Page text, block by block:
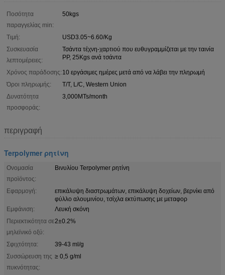
Ποσότητα
παραγγελίας min:
50kgs
Τιμή:
USD3.05~6.60/Kg
Συσκευασία
λεπτομέρειες:
Τσάντα τέχνη-χαρτιού που ευθυγραμμίζεται με την ταινία
PP, 25Kgs ανά τσάντα
Χρόνος παράδοσης: 10 εργάσιμες ημέρες μετά από να λάβει την πληρωμή
Όροι πληρωμής:
T/T, L/C, Western Union
Δυνατότητα
προσφοράς:
3,000MTs/month
περιγραφή
Terpolymer ρητίνη
Ονομασία
προϊόντος:
Βινυλίου Terpolymer ρητίνη
Εφαρμογή:
επικάλυψη διαστρωμάτων, επικάλυψη δοχείων, βερνίκι από
φύλλο αλουμινίου, τσίχλα εκτύπωσης με μεταφορ
Εμφάνιση:
Λευκή σκόνη
Περιεκτικότητα σε
μηλεϊνικό οξύ:
2±0.2%
Σφιχτότητα:
39-43 ml/g
Συσσώρευση της
πυκνότητας:
≥ 0,5 g/ml